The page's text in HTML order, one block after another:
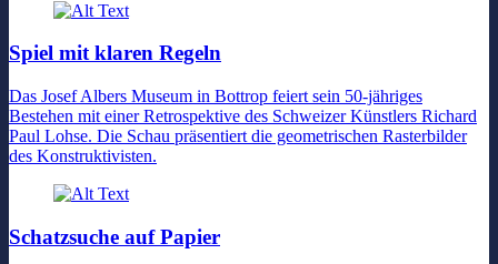
Spiel mit klaren Regeln
Das Josef Albers Museum in Bottrop feiert sein 50-jähriges
Bestehen mit einer Retrospektive des Schweizer Künstlers Richard
Paul Lohse. Die Schau präsentiert die geometrischen Rasterbilder
des Konstruktivisten.
Schatzsuche auf Papier